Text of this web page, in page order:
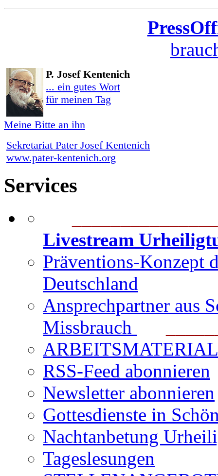
P. Josef Kentenich
... ein gutes Wort
für meinen Tag
Meine Bitte an ihn
Sekretariat Pater Josef Kentenich
www.pater-kentenich.org
Services
Livestream
Präventions-Konzept
Deutschland
Ansprechpartner aus
Missbrauch
ARBEITSMATERIAL
RSS-Feed abonnieren
Newsletter abonnieren
Gottesdienste in
Nachtanbetung
Tageslesungen